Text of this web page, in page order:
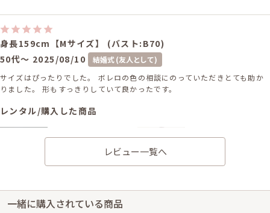
身長159cm【Mサイズ】 (バスト:B70)
50代～ 2025/08/10
結婚式 (友人として)
サイズはぴったりでした。 ボレロの色の相談にのっていただきとても助か
りました。 形もすっきりしていて良かったです。
レンタル/購入した商品
ボレロセットキャミソール
ーボレロ
ワインレッドのミックスレ
レビュー一覧へ
一緒に購入されている商品